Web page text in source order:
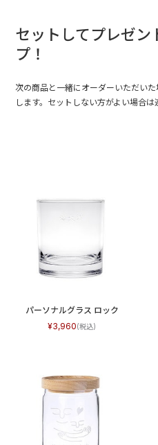
セットしてプレゼン
プ！
次の商品と一緒にオーダーいただい
します。セットしない方がよい場合は
パーソナルグラス ロック
3,960